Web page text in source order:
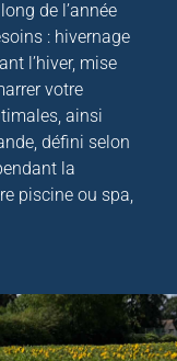
de l’année
: hivernage
l’hiver, mise
votre
ainsi
défini selon
la
piscine ou spa,